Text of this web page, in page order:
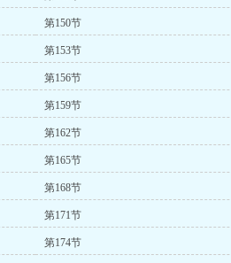
第150节
第153节
第156节
第159节
第162节
第165节
第168节
第171节
第174节